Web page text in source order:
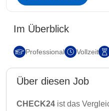
Im Überblick
Professional Vollzeit
Über diesen Job
CHECK24 ist das